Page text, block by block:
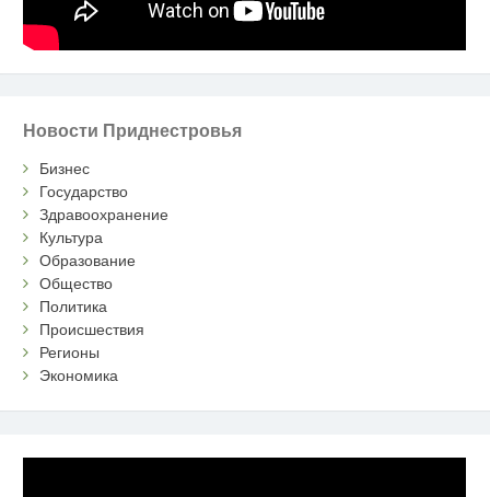
Новости Приднестровья
Бизнес
Государство
Здравоохранение
Культура
Образование
Общество
Политика
Происшествия
Регионы
Экономика